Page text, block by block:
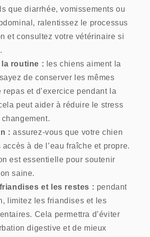
que diarrhée, vomissements ou
ralentissez le processus
et consultez votre vétérinaire si
la routine : les chiens aiment la
de conserver les mêmes
repas et d’exercice pendant la
peut aider à réduire le stress
: assurez-vous que votre chien
à de l’eau fraîche et propre.
est essentielle pour soutenir
saine.
et les restes : pendant
limitez les friandises et les
Cela permettra d’éviter
digestive et de mieux